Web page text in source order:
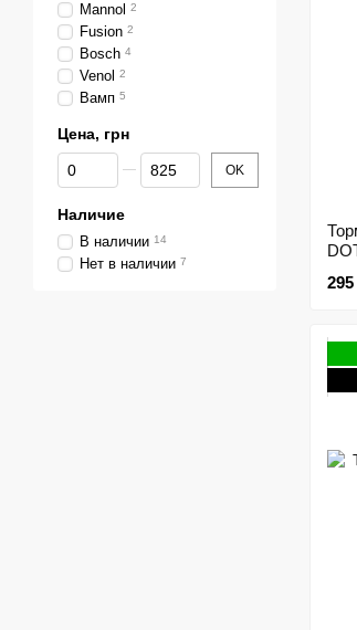
295
Mannol 2
Fusion 2
Bosch 4
Venol 2
Вамп 5
Цена, грн
От Цена, грн
До Цена, грн OK
Наличие
В наличии 14
Нет в наличии 7